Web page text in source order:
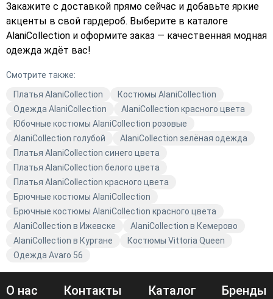
Закажите с доставкой прямо сейчас и добавьте яркие
акценты в свой гардероб. Выберите в каталоге
AlaniCollection и оформите заказ — качественная модная
одежда ждёт вас!
Смотрите также:
Платья AlaniCollection
Костюмы AlaniCollection
Одежда AlaniCollection
AlaniCollection красного цвета
Юбочные костюмы AlaniCollection розовые
AlaniCollection голубой
AlaniCollection зелёная одежда
Платья AlaniCollection синего цвета
Платья AlaniCollection белого цвета
Платья AlaniCollection красного цвета
Брючные костюмы AlaniCollection
Брючные костюмы AlaniCollection красного цвета
AlaniCollection в Ижевске
AlaniCollection в Кемерово
AlaniCollection в Кургане
Костюмы Vittoria Queen
Одежда Avaro 56
О нас Контакты Каталог Бренды